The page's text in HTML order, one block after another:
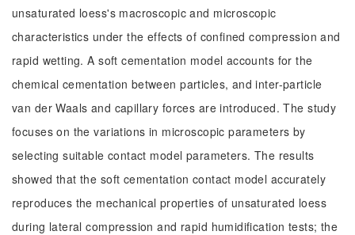
unsaturated loess's macroscopic and microscopic
characteristics under the effects of confined compression and
rapid wetting. A soft cementation model accounts for the
chemical cementation between particles, and inter-particle
van der Waals and capillary forces are introduced. The study
focuses on the variations in microscopic parameters by
selecting suitable contact model parameters. The results
showed that the soft cementation contact model accurately
reproduces the mechanical properties of unsaturated loess
during lateral compression and rapid humidification tests; the